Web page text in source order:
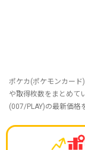
ポケカ(ポケモンカー
や取得枚数をまとめて
(007/PLAY)の最新価格